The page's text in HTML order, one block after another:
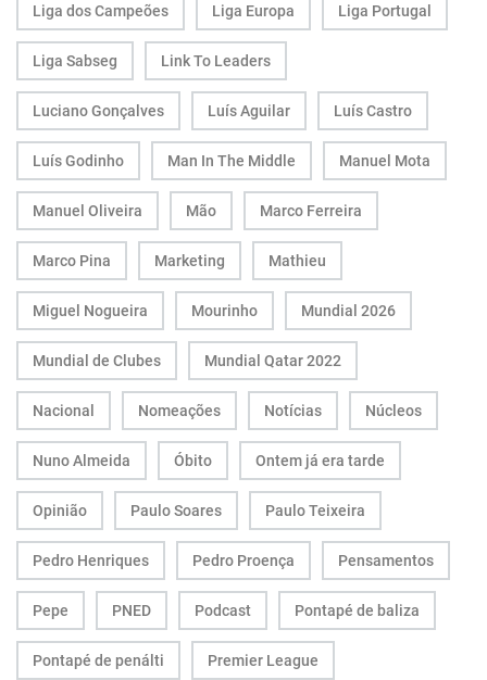
Liga dos Campeões Liga Europa Liga Portugal
Liga Sabseg Link To Leaders
Luciano Gonçalves Luís Aguilar Luís Castro
Luís Godinho Man In The Middle Manuel Mota
Manuel Oliveira Mão Marco Ferreira
Marco Pina Marketing Mathieu
Miguel Nogueira Mourinho Mundial 2026
Mundial de Clubes Mundial Qatar 2022
Nacional Nomeações Notícias Núcleos
Nuno Almeida Óbito Ontem já era tarde
Opinião Paulo Soares Paulo Teixeira
Pedro Henriques Pedro Proença Pensamentos
Pepe PNED Podcast Pontapé de baliza
Pontapé de penálti Premier League